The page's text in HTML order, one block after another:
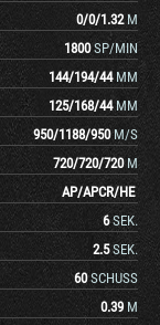
0/0/1.32 M
1800 SP/MIN
144/194/44 MM
125/168/44 MM
950/1188/950 M/S
720/720/720 M
AP/APCR/HE
6 SEK.
2.5 SEK.
60 SCHUSS
0.39 M